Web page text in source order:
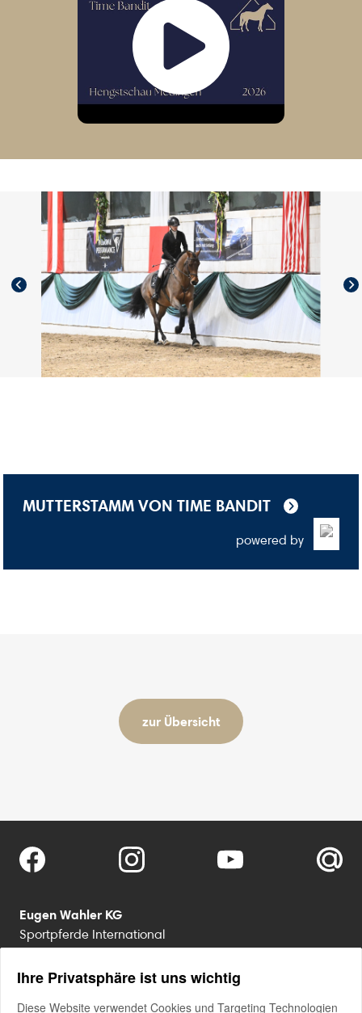
MUTTERSTAMM VON TIME BANDIT
powered by
zur Übersicht
Eugen Wahler KG
Sportpferde International
D-29549 Bad Bevensen
Ihre Privatsphäre ist uns wichtig
Diese Website verwendet Cookies und Targeting Technologien